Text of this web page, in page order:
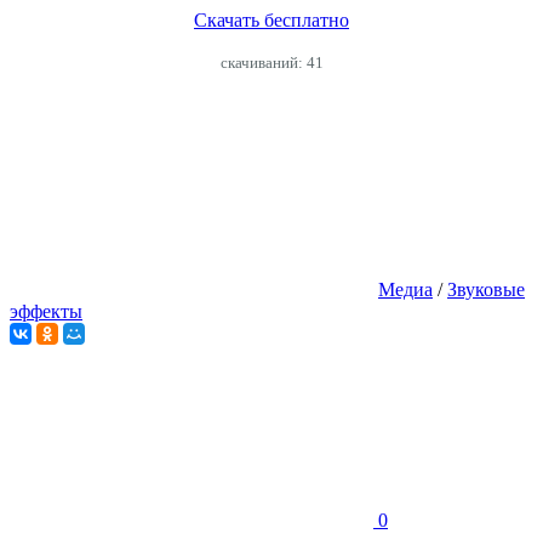
Скачать бесплатно
cкачиваний: 41
Медиа /Звуковые
эффекты
0